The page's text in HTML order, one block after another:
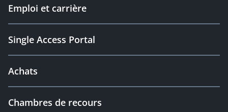
Emploi et carrière
Single Access Portal
Achats
Chambres de recours